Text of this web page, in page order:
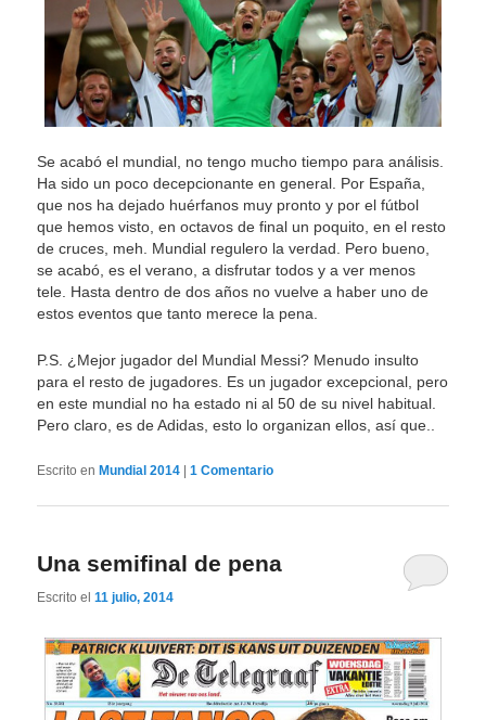
Se acabó el mundial, no tengo mucho tiempo para análisis.
Ha sido un poco decepcionante en general. Por España,
que nos ha dejado huérfanos muy pronto y por el fútbol
que hemos visto, en octavos de final un poquito, en el resto
de cruces, meh. Mundial regulero la verdad. Pero bueno,
se acabó, es el verano, a disfrutar todos y a ver menos
tele. Hasta dentro de dos años no vuelve a haber uno de
estos eventos que tanto merece la pena.
P.S. ¿Mejor jugador del Mundial Messi? Menudo insulto
para el resto de jugadores. Es un jugador excepcional, pero
en este mundial no ha estado ni al 50 de su nivel habitual.
Pero claro, es de Adidas, esto lo organizan ellos, así que..
Escrito en Mundial 2014 |1 Comentario
Una semifinal de pena
Escrito el11 julio, 2014